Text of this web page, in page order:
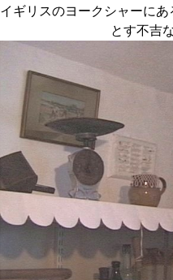
イギリスのヨークシャーに
とす不吉